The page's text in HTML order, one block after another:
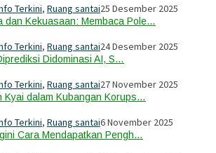
Terkini, Ruang santai25 Desember 2025
dan Kekuasaan: Membaca Pole…
Terkini, Ruang santai24 Desember 2025
Didominasi AI, S…
Terkini, Ruang santai27 November 2025
Kyai dalam Kubangan Korups…
Terkini, Ruang santai6 November 2025
Cara Mendapatkan Pengh…